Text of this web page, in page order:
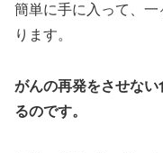
簡単に手に入って、
ります。
がんの再発をさせな
るのです。